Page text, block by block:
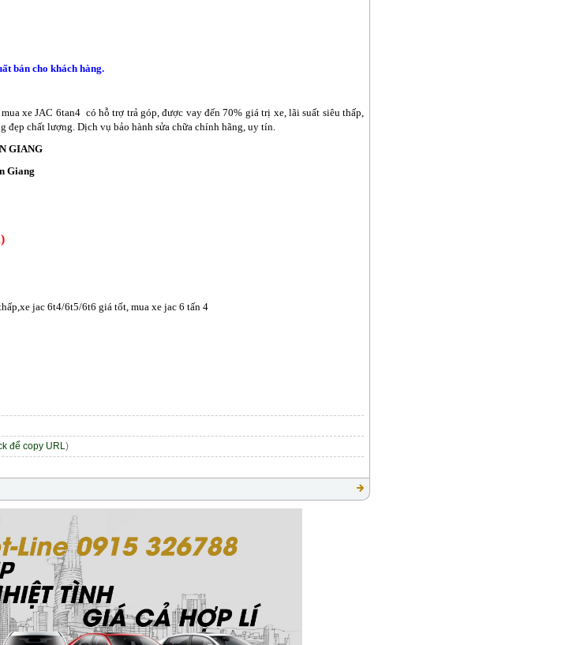
bán cho khách hàng.
mua xeJAC 6tan4 có hỗ trợ trả góp, được vay đến 70% giá trị xe, lãi suất siêu thấp,
chất lượng. Dịch vụ bảo hành sửa chữa chính hãng, uy tín.
GIANG
Giang
jac 6t4/6t5/6t6 giá tốt, mua xe jac 6 tấn 4
để copy URL )